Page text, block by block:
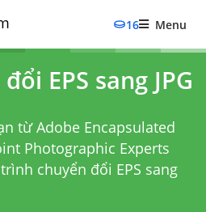
16 Menu
EPS sang JPG
từ Adobe Encapsulated
Photographic Experts
trình chuyển đổi EPS sang